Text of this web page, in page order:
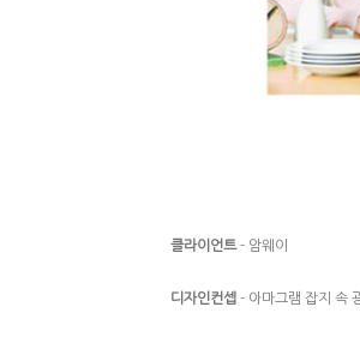
클라이언트- 암웨이
디자인컨셉 - 아마그램 잡지 속